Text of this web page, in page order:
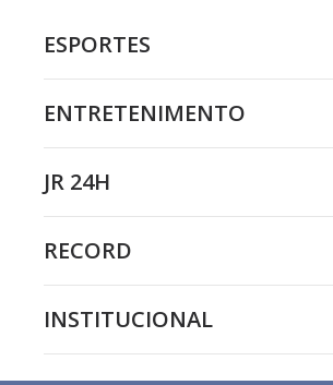
ESPORTES
ENTRETENIMENTO
JR 24H
RECORD
INSTITUCIONAL